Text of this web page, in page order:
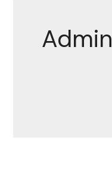
Admin